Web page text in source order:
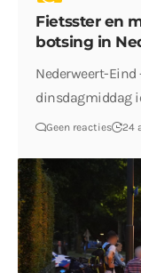
Fietsster en
botsing in
Nederweert-
dinsdagmiddag
Geen reacties 24